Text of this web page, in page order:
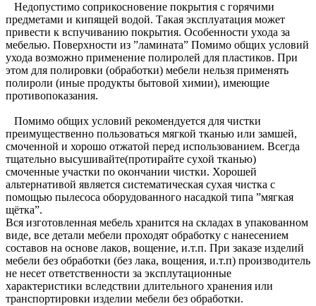
Недопустимо соприкосновение покрытия с горячими
предметами и кипящей водой. Такая эксплуатация может
привести к вспучиванию покрытия. Особенности ухода за
мебелью. Поверхности из ”ламината” Помимо общих условий
ухода возможно применение полиролей для пластиков. При
этом для полировки (обработки) мебели нельзя применять
полироли (иные продукты бытовой химии), имеющие
противопоказания.
Помимо общих условий рекомендуется для чистки
преимущественно пользоваться мягкой тканью или замшей,
смоченной и хорошо отжатой перед использованием. Всегда
тщательно высушивайте(протирайте сухой тканью)
смоченные участки по окончании чистки. Хорошей
альтернативой является систематическая сухая чистка с
помощью пылесоса оборудованного насадкой типа ”мягкая
щётка”.
Вся изготовленная мебель хранится на складах в упакованном
виде, все детали мебели проходят обработку с нанесением
составов на основе лаков, вощение, и.т.п. При заказе изделий
мебели без обработки (без лака, вощения, и.т.п) производитель
не несет ответственности за эксплутационные
характеристики вследствии длительного хранения или
транспортировки изделии мебели без обработки.